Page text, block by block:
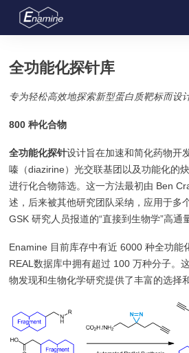
全功能化探针库
专为轻松高效地探索新型蛋白质靶标而设
800 种化合物
全功能化探针设计旨在加速和简化药物开
嗪（diazirine）光交联基团以及功能化的
进行化合物筛选。这一方法最初由 Ben
述，后来被其他研究团队采纳，应用于多
GSK 研究人员报道的“直接到生物学”高通
Enamine 目前库存中有近 6000 种全功能
REAL数据库中拥有超过 100 万种分子。
物发现和生物化学研究提供了丰富的选择